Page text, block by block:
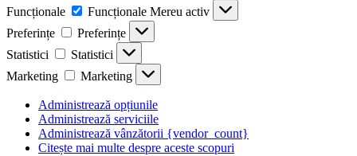
Funcționale
Funcționale Mereu activ
Preferințe
Preferințe
Statistici
Statistici
Marketing
Marketing
Administrează opțiunile
Administrează serviciile
Administrează vânzătorii {vendor_count}
Citește mai multe despre aceste scopuri